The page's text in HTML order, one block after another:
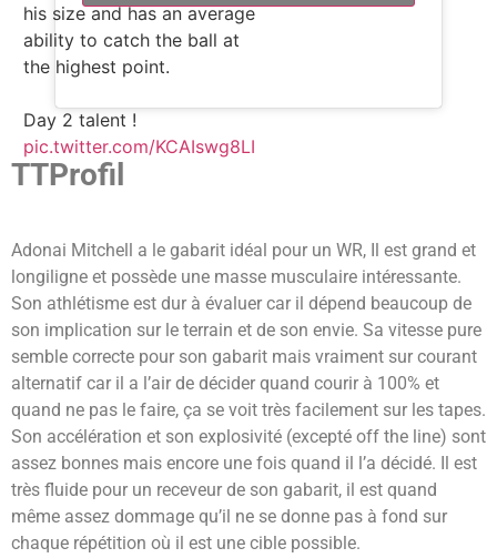
his size and has an average
ability to catch the ball at
the highest point.
Day 2 talent !
pic.twitter.com/KCAIswg8LI
TTProfil
Adonai Mitchell a le gabarit idéal pour un WR, Il est grand et
longiligne et possède une masse musculaire intéressante.
Son athlétisme est dur à évaluer car il dépend beaucoup de
son implication sur le terrain et de son envie. Sa vitesse pure
semble correcte pour son gabarit mais vraiment sur courant
alternatif car il a l’air de décider quand courir à 100% et
quand ne pas le faire, ça se voit très facilement sur les tapes.
Son accélération et son explosivité (excepté off the line) sont
assez bonnes mais encore une fois quand il l’a décidé. Il est
très fluide pour un receveur de son gabarit, il est quand
même assez dommage qu’il ne se donne pas à fond sur
chaque répétition où il est une cible possible.